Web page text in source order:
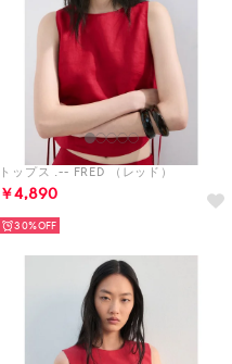
トップス .-- FRED （レッド）
￥4,890
30%